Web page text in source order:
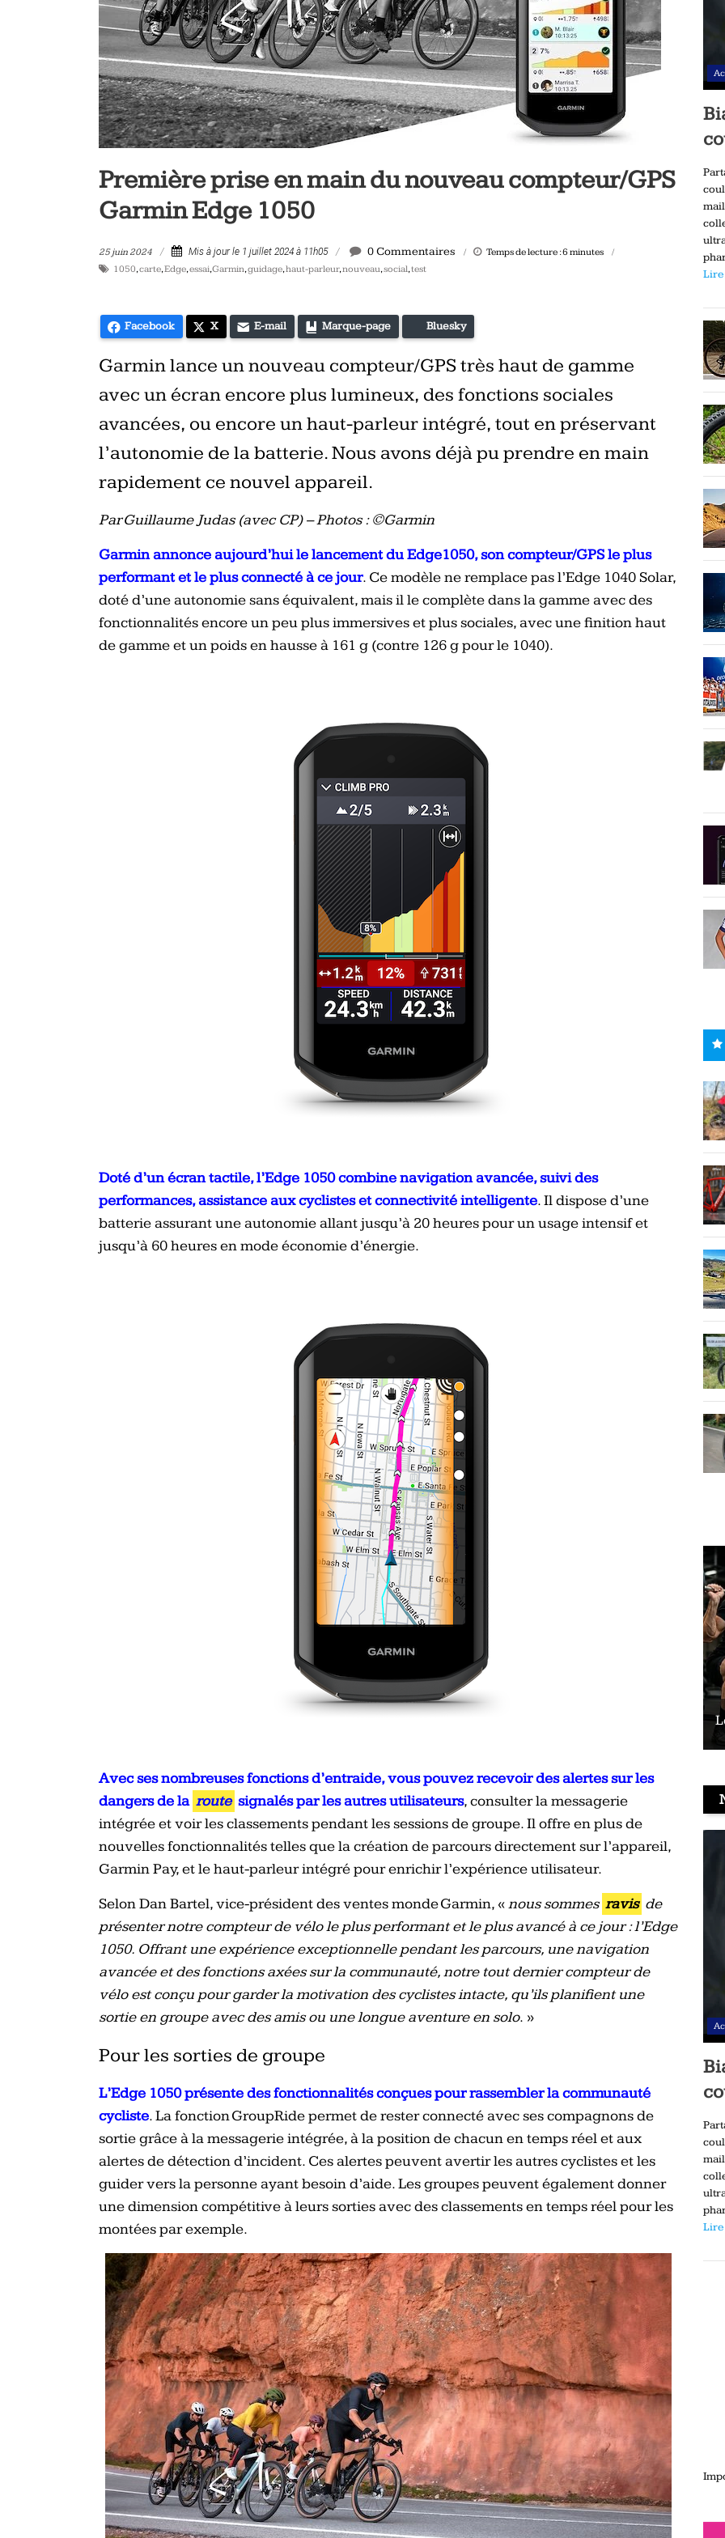
vélo
et
triathlon
Première prise en main du nouveau compteur/GPS
Garmin Edge 1050
25 juin 2024 Mis à jour le 1 juillet 2024 à 11h05 0 Commentaires Temps de lecture :6 minutes
1050,carte,Edge,essai,Garmin,guidage,haut-parleur,nouveau,social,test
Facebook X E-mail Marque-page Bluesky
Garmin lance un nouveau compteur/GPS très haut de gamme
avec un écran encore plus lumineux, des fonctions sociales
avancées, ou encore un haut-parleur intégré, tout en préservant
l’autonomie de la batterie. Nous avons déjà pu prendre en main
rapidement ce nouvel appareil.
Par Guillaume Judas (avec CP) – Photos : ©Garmin
Garmin annonce aujourd’hui le lancement du Edge1050, son compteur/GPS le plus
performant et le plus connecté à ce jour. Ce modèle ne remplace pas l’Edge 1040 Solar,
doté d’une autonomie sans équivalent, mais il le complète dans la gamme avec des
fonctionnalités encore un peu plus immersives et plus sociales, avec une finition haut
de gamme et un poids en hausse à 161 g (contre 126 g pour le 1040).
Doté d’un écran tactile, l’Edge 1050 combine navigation avancée, suivi des
performances, assistance aux cyclistes et connectivité intelligente. Il dispose d’une
batterie assurant une autonomie allant jusqu’à 20 heures pour un usage intensif et
jusqu’à 60 heures en mode économie d’énergie.
Avec ses nombreuses fonctions d’entraide, vous pouvez recevoir des alertes sur les
dangers de la route signalés par les autres utilisateurs, consulter la messagerie
intégrée et voir les classements pendant les sessions de groupe. Il offre en plus de
nouvelles fonctionnalités telles que la création de parcours directement sur l’appareil,
Garmin Pay, et le haut-parleur intégré pour enrichir l’expérience utilisateur.
Selon Dan Bartel, vice-président des ventes monde Garmin, «nous sommes ravis de
présenter notre compteur de vélo le plus performant et le plus avancé à ce jour : l’Edge
1050. Offrant une expérience exceptionnelle pendant les parcours, une navigation
avancée et des fonctions axées sur la communauté, notre tout dernier compteur de
vélo est conçu pour garder la motivation des cyclistes intacte, qu’ils planifient une
sortie en groupe avec des amis ou une longue aventure en solo. »
Pour les sorties de groupe
L’Edge 1050 présente des fonctionnalités conçues pour rassembler la communauté
cycliste. La fonction GroupRide permet de rester connecté avec ses compagnons de
sortie grâce à la messagerie intégrée, à la position de chacun en temps réel et aux
alertes de détection d’incident. Ces alertes peuvent avertir les autres cyclistes et les
guider vers la personne ayant besoin d’aide. Les groupes peuvent également donner
une dimension compétitive à leurs sorties avec des classements en temps réel pour les
montées par exemple.